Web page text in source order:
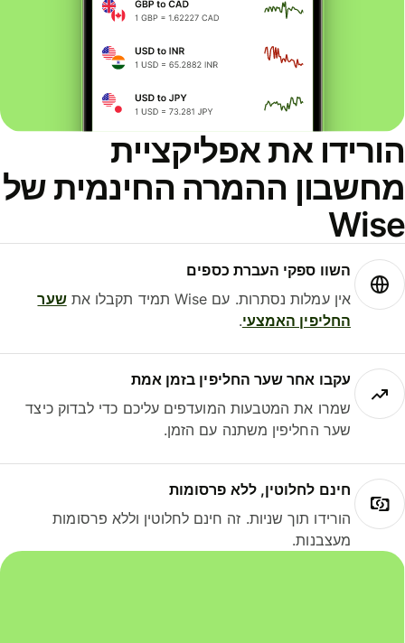
את אפליקציית
ההמרה החינמית של
השוו ספקי העברת כספים
אין עמלות נסתרות. עם Wise תמיד תקבלו את
שער
החליפין האמצעי.
עקבו אחר שער החליפין בזמן אמת
שמרו את המטבעות המועדפים עליכם כדי לבדוק כיצד
שער החליפין משתנה עם הזמן.
חינם לחלוטין, ללא פרסומות
הורידו תוך שניות. זה חינם לחלוטין וללא פרסומות
מעצבנות.